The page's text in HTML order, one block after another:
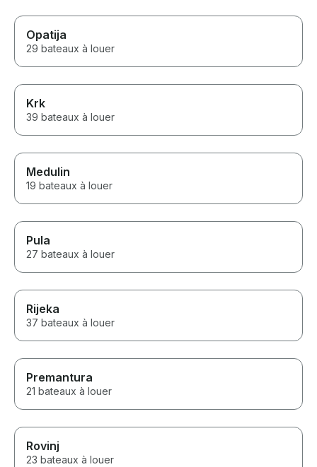
Opatija
29 bateaux à louer
Krk
39 bateaux à louer
Medulin
19 bateaux à louer
Pula
27 bateaux à louer
Rijeka
37 bateaux à louer
Premantura
21 bateaux à louer
Rovinj
23 bateaux à louer